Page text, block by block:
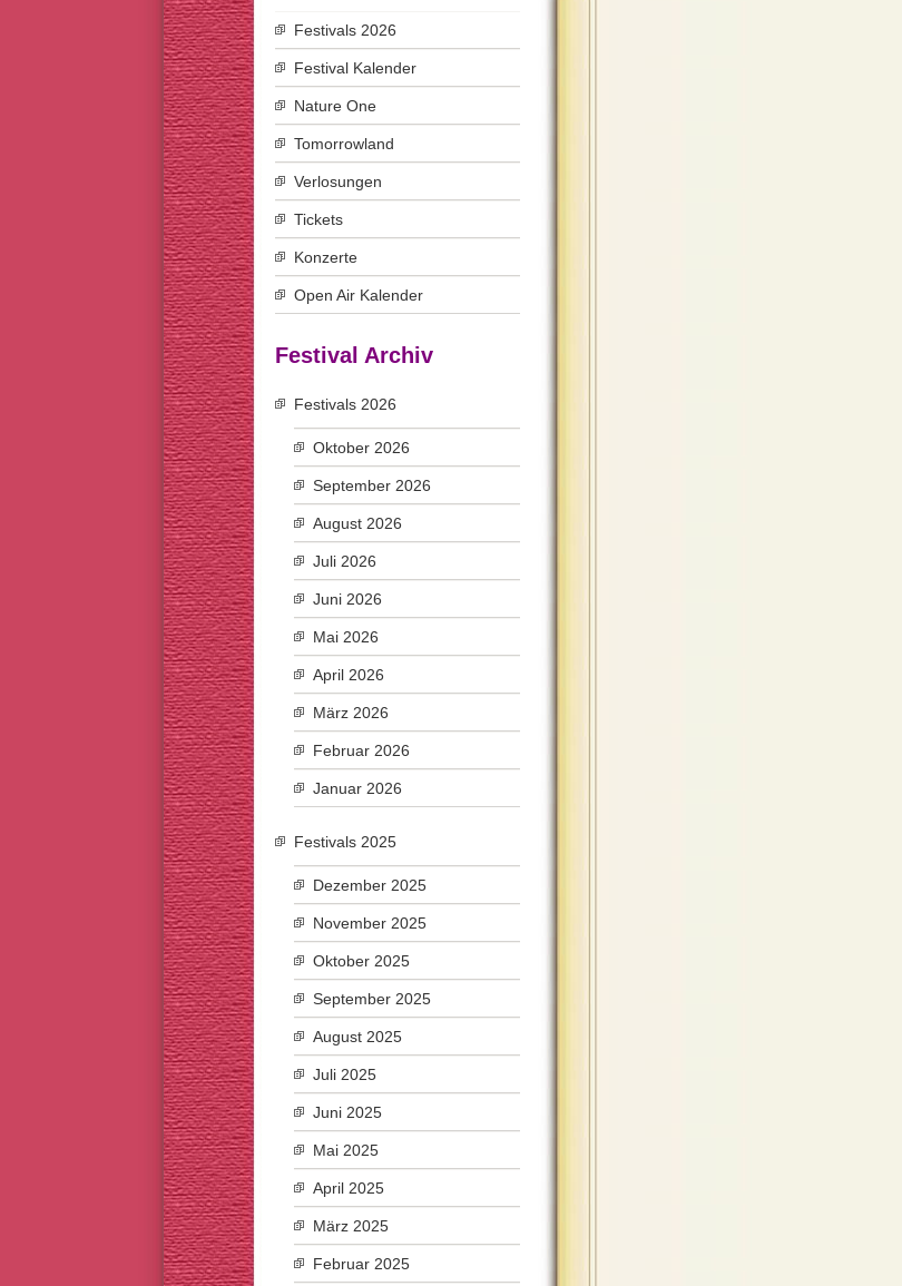
Festivals 2026
Festival Kalender
Nature One
Tomorrowland
Verlosungen
Tickets
Konzerte
Open Air Kalender
Festival Archiv
Festivals 2026
Oktober 2026
September 2026
August 2026
Juli 2026
Juni 2026
Mai 2026
April 2026
März 2026
Februar 2026
Januar 2026
Festivals 2025
Dezember 2025
November 2025
Oktober 2025
September 2025
August 2025
Juli 2025
Juni 2025
Mai 2025
April 2025
März 2025
Februar 2025